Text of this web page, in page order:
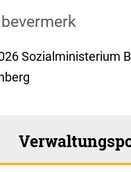
Sozialministerium